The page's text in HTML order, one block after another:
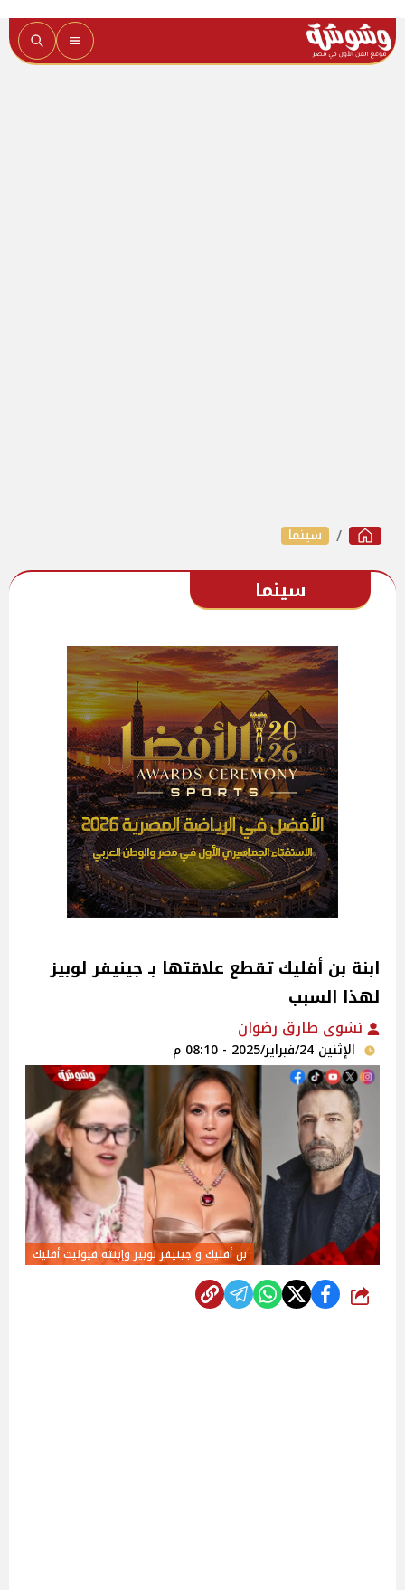
سينما
سينما
ابنة بن أفليك تقطع علاقتها بـ جينيفر لوبيز
لهذا السبب
نشوى طارق رضوان
الإثنين 24/فبراير/2025 - 08:10 م
بن أفليك و جينيفر لوبيز وإبنته فيوليت أفليك
شارك